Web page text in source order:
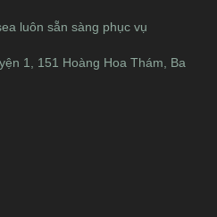
luôn sẵn sàng phục vụ
1, 151 Hoàng Hoa Thám, Ba